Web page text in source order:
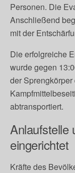
Personen. Die
Anschließend
mit der
Die erfolgreiche
wurde gegen
der Sprengkörper
abtransportiert.
Anlaufstelle
eingerichtet
Kräfte des